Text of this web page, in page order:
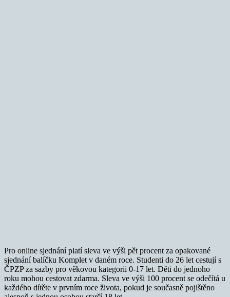
Pro online sjednání platí sleva ve výši pět procent za opakované
sjednání balíčku Komplet v daném roce. Studenti do 26 let cestují s
ČPZP za sazby pro věkovou kategorii 0-17 let. Děti do jednoho
roku mohou cestovat zdarma. Sleva ve výši 100 procent se odečítá u
každého dítěte v prvním roce života, pokud je současně pojištěno